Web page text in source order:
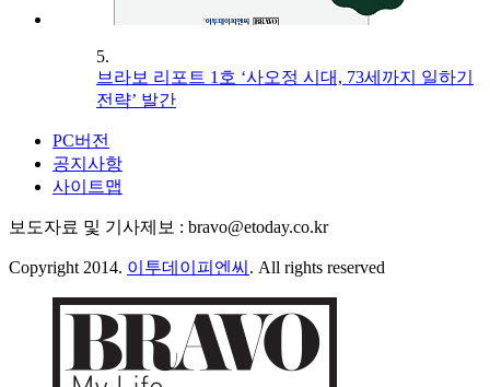
5.
브라보 리포트 1호 ‘사오정 시대, 73세까지 일하기
전략’ 발간
PC버전
공지사항
사이트맵
보도자료 및 기사제보 : bravo@etoday.co.kr
Copyright 2014. 이투데이피엔씨 . All rights reserved